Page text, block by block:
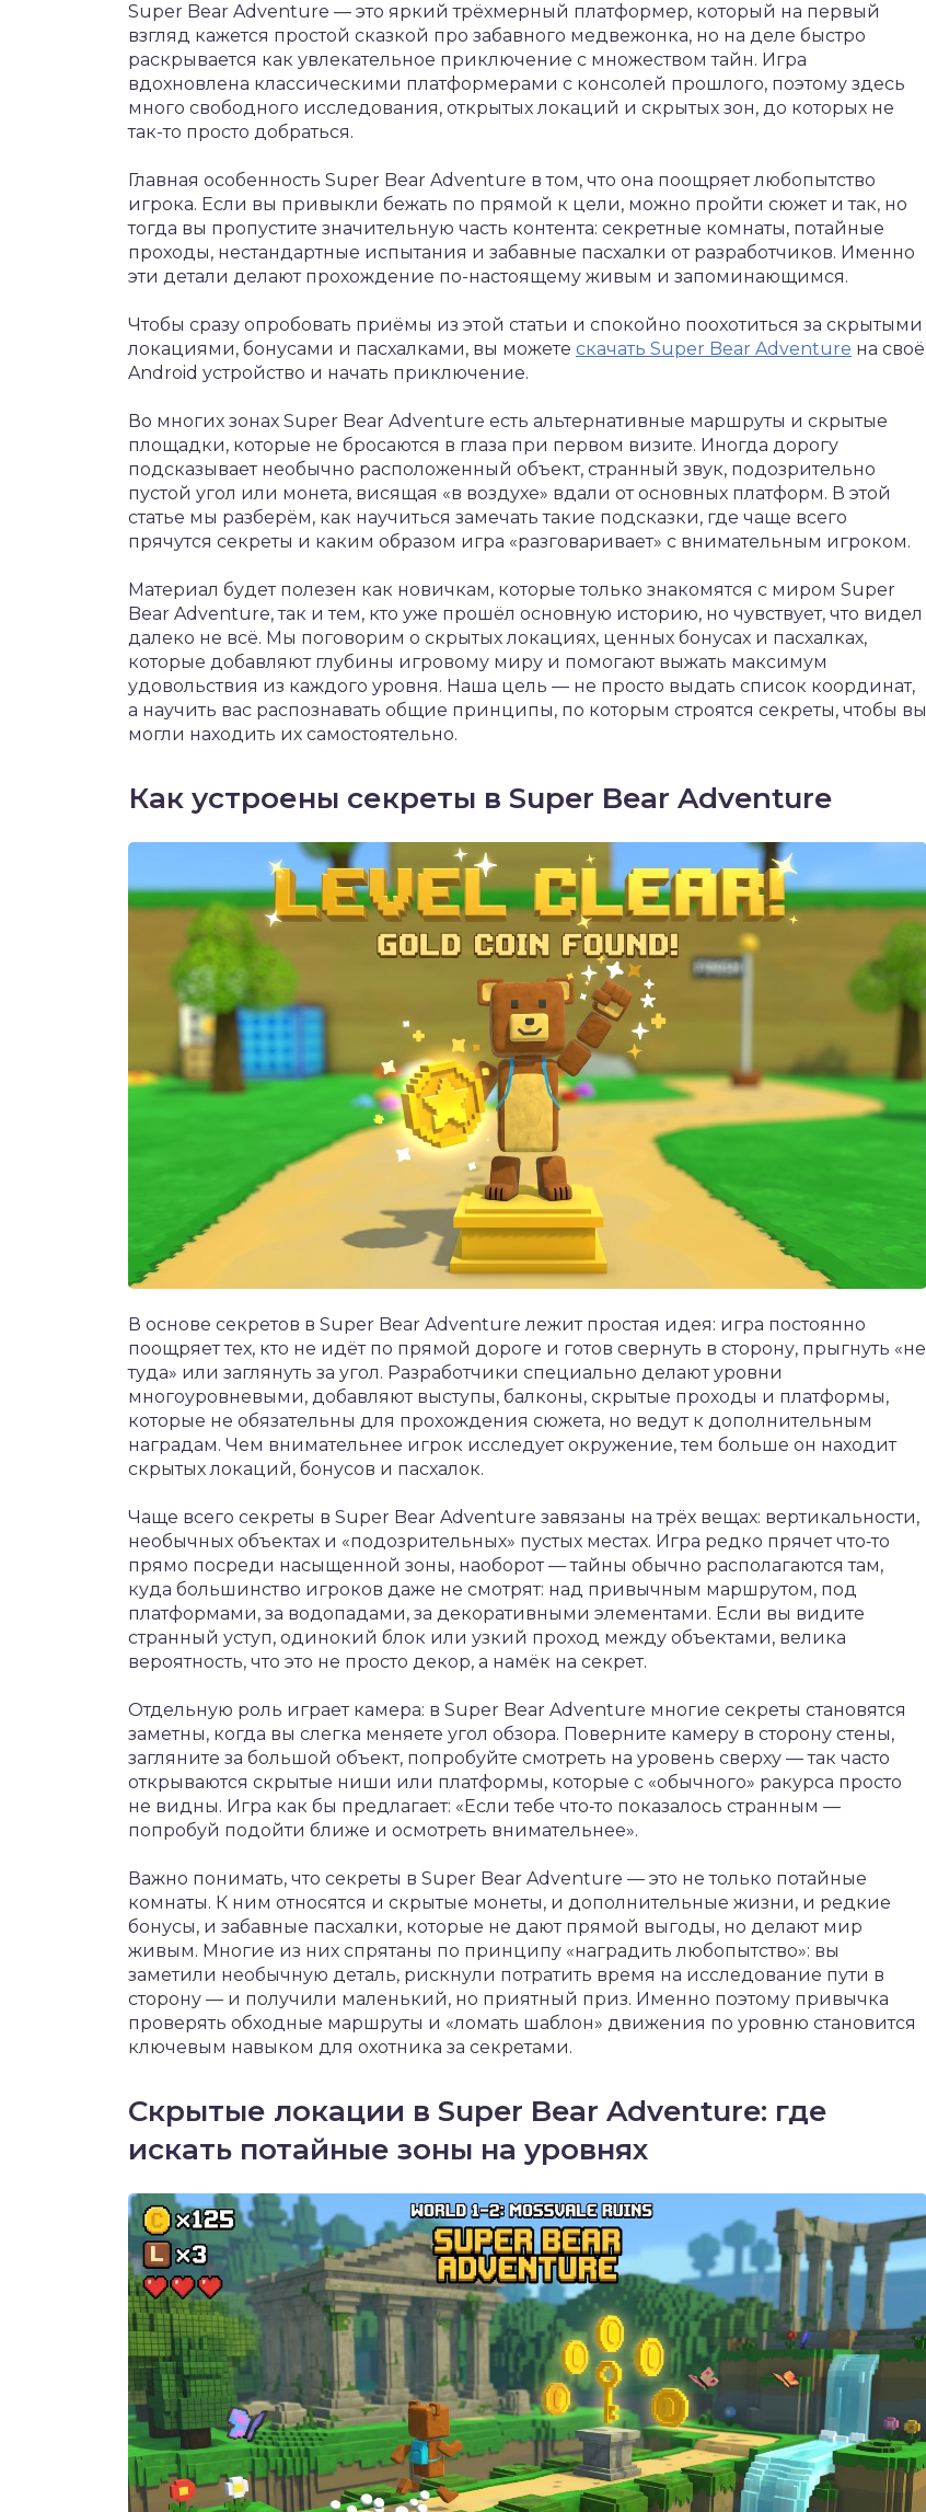
Super Bear Adventure — это яркий трёхмерный платформер, который на первый
взгляд кажется простой сказкой про забавного медвежонка, но на деле быстро
раскрывается как увлекательное приключение с множеством тайн. Игра
вдохновлена классическими платформерами с консолей прошлого, поэтому здесь
много свободного исследования, открытых локаций и скрытых зон, до которых не
так-то просто добраться.
Главная особенность Super Bear Adventure в том, что она поощряет любопытство
игрока. Если вы привыкли бежать по прямой к цели, можно пройти сюжет и так, но
тогда вы пропустите значительную часть контента: секретные комнаты, потайные
проходы, нестандартные испытания и забавные пасхалки от разработчиков. Именно
эти детали делают прохождение по-настоящему живым и запоминающимся.
Чтобы сразу опробовать приёмы из этой статьи и спокойно поохотиться за скрытыми
локациями, бонусами и пасхалками, вы можете скачать Super Bear Adventure на своё
Android устройство и начать приключение.
Во многих зонах Super Bear Adventure есть альтернативные маршруты и скрытые
площадки, которые не бросаются в глаза при первом визите. Иногда дорогу
подсказывает необычно расположенный объект, странный звук, подозрительно
пустой угол или монета, висящая «в воздухе» вдали от основных платформ. В этой
статье мы разберём, как научиться замечать такие подсказки, где чаще всего
прячутся секреты и каким образом игра «разговаривает» с внимательным игроком.
Материал будет полезен как новичкам, которые только знакомятся с миром Super
Bear Adventure, так и тем, кто уже прошёл основную историю, но чувствует, что видел
далеко не всё. Мы поговорим о скрытых локациях, ценных бонусах и пасхалках,
которые добавляют глубины игровому миру и помогают выжать максимум
удовольствия из каждого уровня. Наша цель — не просто выдать список координат,
а научить вас распознавать общие принципы, по которым строятся секреты, чтобы вы
могли находить их самостоятельно.
Как устроены секреты в Super Bear Adventure
В основе секретов в Super Bear Adventure лежит простая идея: игра постоянно
поощряет тех, кто не идёт по прямой дороге и готов свернуть в сторону, прыгнуть «не
туда» или заглянуть за угол. Разработчики специально делают уровни
многоуровневыми, добавляют выступы, балконы, скрытые проходы и платформы,
которые не обязательны для прохождения сюжета, но ведут к дополнительным
наградам. Чем внимательнее игрок исследует окружение, тем больше он находит
скрытых локаций, бонусов и пасхалок.
Чаще всего секреты в Super Bear Adventure завязаны на трёх вещах: вертикальности,
необычных объектах и «подозрительных» пустых местах. Игра редко прячет что‑то
прямо посреди насыщенной зоны, наоборот — тайны обычно располагаются там,
куда большинство игроков даже не смотрят: над привычным маршрутом, под
платформами, за водопадами, за декоративными элементами. Если вы видите
странный уступ, одинокий блок или узкий проход между объектами, велика
вероятность, что это не просто декор, а намёк на секрет.
Отдельную роль играет камера: в Super Bear Adventure многие секреты становятся
заметны, когда вы слегка меняете угол обзора. Поверните камеру в сторону стены,
загляните за большой объект, попробуйте смотреть на уровень сверху — так часто
открываются скрытые ниши или платформы, которые с «обычного» ракурса просто
не видны. Игра как бы предлагает: «Если тебе что‑то показалось странным —
попробуй подойти ближе и осмотреть внимательнее».
Важно понимать, что секреты в Super Bear Adventure — это не только потайные
комнаты. К ним относятся и скрытые монеты, и дополнительные жизни, и редкие
бонусы, и забавные пасхалки, которые не дают прямой выгоды, но делают мир
живым. Многие из них спрятаны по принципу «наградить любопытство»: вы
заметили необычную деталь, рискнули потратить время на исследование пути в
сторону — и получили маленький, но приятный приз. Именно поэтому привычка
проверять обходные маршруты и «ломать шаблон» движения по уровню становится
ключевым навыком для охотника за секретами.
Скрытые локации в Super Bear Adventure: где
искать потайные зоны на уровнях